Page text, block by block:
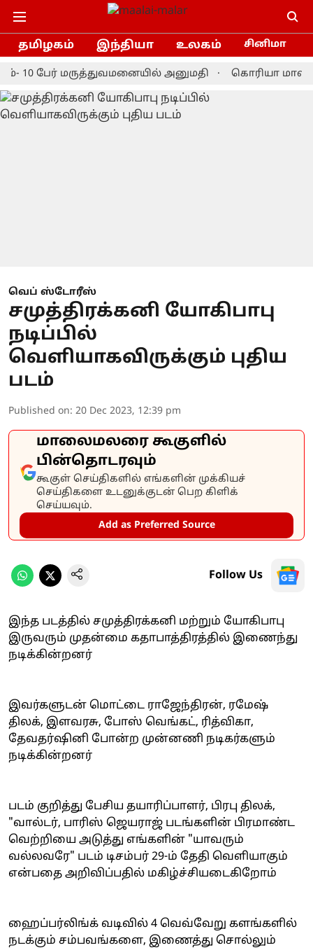
தமிழகம் இந்தியா உலகம் சினிமா
பேர் மருத்துவமனையில் அனுமதி கொரியா
வெப் ஸ்டோரீஸ்
சமுத்திரக்கனி யோகிபாபு
நடிப்பில்
வெளியாகவிருக்கும் புதிய
படம்
Published on: 20 Dec 2023, 12:39 pm
மாலைமலரை கூகுளில்
பின்தொடரவும்
கூகுள் செய்திகளில் எங்களின் முக்கியச்
செய்திகளை உடனுக்குடன் பெற கிளிக்
செய்யவும்.
Add as Preferred Source
Follow Us
இந்த படத்தில் சமுத்திரக்கனி மற்றும் யோகிபாபு
இருவரும் முதன்மை கதாபாத்திரத்தில் இணைந்து
நடிக்கின்றனர்
இவர்களுடன் மொட்டை ராஜேந்திரன், ரமேஷ்
திலக், இளவரசு, போஸ் வெங்கட், ரித்விகா,
தேவதர்ஷினி போன்ற முன்னணி நடிகர்களும்
நடிக்கின்றனர்
படம் குறித்து பேசிய தயாரிப்பாளர், பிரபு திலக்,
"வால்டர், பாரிஸ் ஜெயராஜ் படங்களின் பிரமாண்ட
வெற்றியை அடுத்து எங்களின் "யாவரும்
வல்லவரே" படம் டிசம்பர் 29-ம் தேதி வெளியாகும்
என்பதை அறிவிப்பதில் மகிழ்ச்சியடைகிறோம்
ஹைப்பர்லிங்க் வடிவில் 4 வெவ்வேறு களங்களில்
நடக்கும் சம்பவங்களை, இணைத்து சொல்லும்